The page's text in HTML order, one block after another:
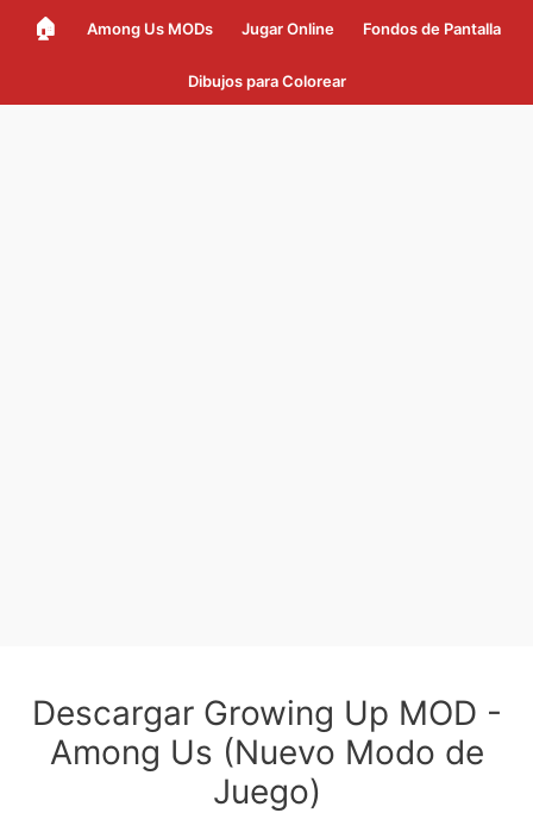
🏠 Among Us MODs Jugar Online Fondos de Pantalla
Dibujos para Colorear
Descargar Growing Up MOD -
Among Us (Nuevo Modo de
Juego)